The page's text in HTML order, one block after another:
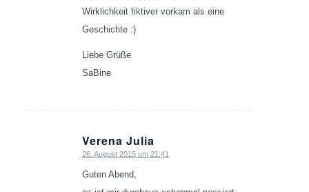
Wirklichkeit fiktiver vorkam als eine
Geschichte :)
Liebe Grüße
SaBine
Verena Julia
sagte:
26. August 2015 um 21:41
Guten Abend,